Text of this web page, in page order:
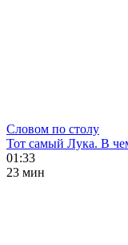
Словом по столу
Тот самый Лука. В
01:33
23 мин